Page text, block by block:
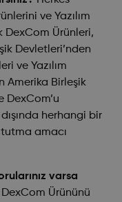
ve Yazılım
DexCom Ürünleri,
Devletleri’nden
ve Yazılım
Amerika Birleşik
DexCom’u
herhangi bir
amacı
varsa
DexCom Ürününü